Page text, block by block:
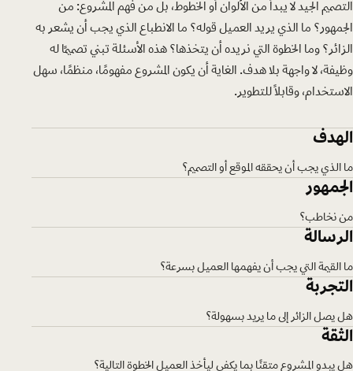
التصميم الجيد لا يبدأ من الألوان أو الخطوط، بل من فهم المشروع: من
الجمهور؟ ما الذي يريد العميل قوله؟ ما الانطباع الذي يجب أن يشعر به
الزائر؟ وما الخطوة التي نريده أن يتخذها؟ هذه الأسئلة تبني تصميمًا له
وظيفة، لا واجهة بلا هدف. الغاية أن يكون المشروع مفهومًا، منظمًا، سهل
الاستخدام، وقابلًا للتطوير.
الهدف
ما الذي يجب أن يحققه الموقع أو التصميم؟
الجمهور
من نخاطب؟
الرسالة
ما القيمة التي يجب أن يفهمها العميل بسرعة؟
التجربة
هل يصل الزائر إلى ما يريد بسهولة؟
الثقة
هل يبدو المشروع متقنًا بما يكفي ليأخذ العميل الخطوة التالية؟